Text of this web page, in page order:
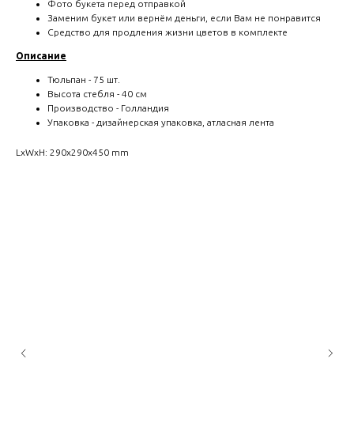
Фото букета перед отправкой
Заменим букет или вернём деньги, если Вам не понравится
Средство для продления жизни цветов в комплекте
Описание
Тюльпан - 75 шт.
Высота стебля - 40 см
Производство - Голландия
Упаковка - дизайнерская упаковка, атласная лента
LxWxH: 290x290x450 mm